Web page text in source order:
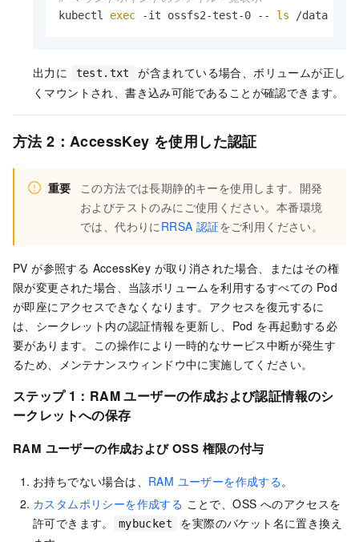
kubectl exec -it ossfs2-test-0 -- ls /data
出力に test.txt
が含まれている場合、ボリュームが正し
くマウントされ、書き込み可能であることが確認できます。
方法 2：AccessKey を使用した認証
重要
この方法では長期静的キーを使用します。開発
およびテストのみにご使用ください。本番環境
では、代わりにRRSA 認証をご利用ください。
PV が参照する AccessKey が取り消された場合、またはその権
限が変更された場合、当該ボリュームを利用するすべての Pod
が即座にアクセスできなくなります。アクセスを復元するに
は、シークレット内の認証情報を更新し、Pod を再起動する必
要があります。この操作により一時的なサービス中断が発生す
るため、メンテナンスウィンドウ中に実施してください。
ステップ 1：RAM ユーザーの作成および認証情報のシ
ークレットへの保存
RAM ユーザーの作成および OSS 権限の付与
お持ちでない場合は、 RAM ユーザーを作成する。
カスタムポリシーを作成する ことで、OSS へのアクセスを
許可できます。
mybucket
を実際のバケット名に置き換え